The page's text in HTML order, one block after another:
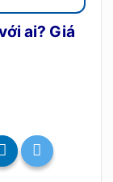
ai? Giá